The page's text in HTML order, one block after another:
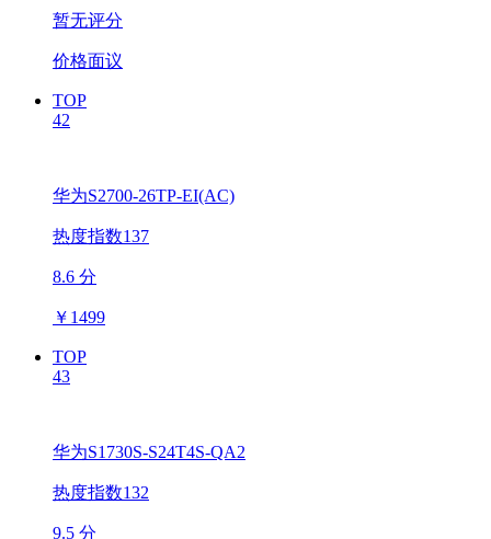
暂无评分
价格面议
TOP
42
华为S2700-26TP-EI(AC)
热度指数137
8.6 分
￥ 1499
TOP
43
华为S1730S-S24T4S-QA2
热度指数132
9.5 分